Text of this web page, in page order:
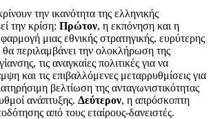
την ικανότητα της ελληνικής
την κρίση: Πρώτον, η εκπόνηση και η
μιας εθνικής στρατηγικής, ευρύτερης
περιλαμβάνει την ολοκλήρωση της
τις αναγκαίες πολιτικές για να
και τις επιβαλλόμενες μεταρρυθμίσεις για
βελτίωση της ανταγωνιστικότητας
ανάπτυξης. Δεύτερον, η απρόσκοπτη
από τους εταίρους-δανειστές.